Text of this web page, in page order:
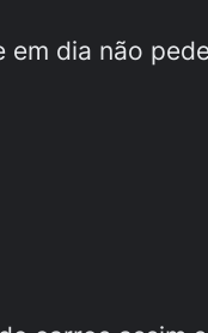
em dia não